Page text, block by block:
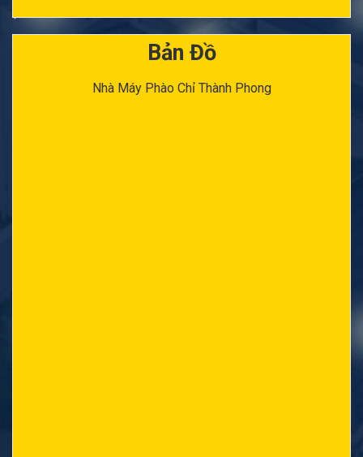
Bản Đồ
Nhà Máy Phào Chỉ Thành Phong